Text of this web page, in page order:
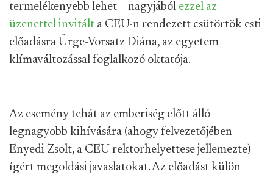
termelékenyebb lehet – nagyjából ezzel az
üzenettel invitált a CEU-n rendezett csütörtök esti
előadásra Ürge-Vorsatz Diána, az egyetem
klímaváltozással foglalkozó oktatója.
Az esemény tehát az emberiség előtt álló
legnagyobb kihívására (ahogy felvezetőjében
Enyedi Zsolt, a CEU rektorhelyettese jellemezte)
ígért megoldási javaslatokat. Az előadást külön